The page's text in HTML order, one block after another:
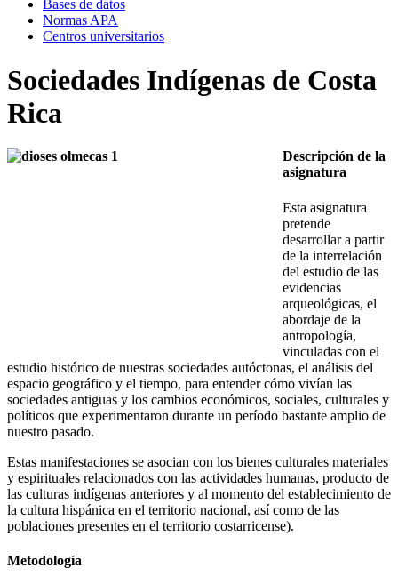
Bases de datos
Normas APA
Centros universitarios
Sociedades Indígenas de Costa
Rica
Descripción de la
asignatura
Esta asignatura
pretende
desarrollar a partir
de la interrelación
del estudio de las
evidencias
arqueológicas, el
abordaje de la
antropología,
vinculadas con el
estudio histórico de nuestras sociedades autóctonas, el análisis del
espacio geográfico y el tiempo, para entender cómo vivían las
sociedades antiguas y los cambios económicos, sociales, culturales y
políticos que experimentaron durante un período bastante amplio de
nuestro pasado.
Estas manifestaciones se asocian con los bienes culturales materiales
y espirituales relacionados con las actividades humanas, producto de
las culturas indígenas anteriores y al momento del establecimiento de
la cultura hispánica en el territorio nacional, así como de las
poblaciones presentes en el territorio costarricense).
Metodología